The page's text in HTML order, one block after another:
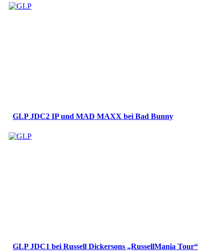
GLP JDC2 IP und MAD MAXX bei Bad Bunny
GLP JDC1 bei Russell Dickersons „RussellMania Tour“